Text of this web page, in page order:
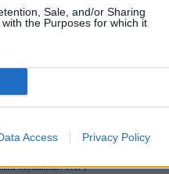
Sale, and/or Sharing
the Purposes for which it
Access Privacy Policy
Szymański / PAP)